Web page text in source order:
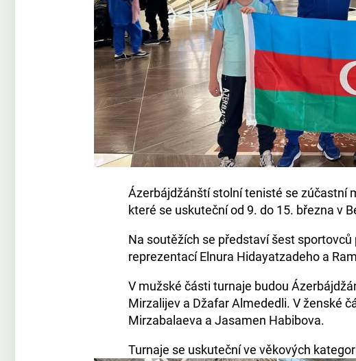
Ázerbájdžánští stolní tenisté se zúčastní
které se uskuteční od 9. do 15. března v
Na soutěžích se představí šest
reprezentací Elnura Hidayatzadeho a
V mužské části turnaje budou
Mirzalijev a Džafar Almededli. V ženské
Mirzabalaeva a Jasamen Habibova.
Turnaje se uskuteční ve věkových